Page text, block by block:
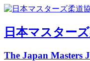
日本マスター
The Japan Masters